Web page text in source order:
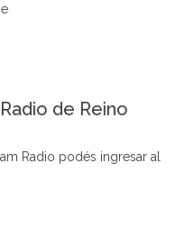
de Reino
Radio podés ingresar al